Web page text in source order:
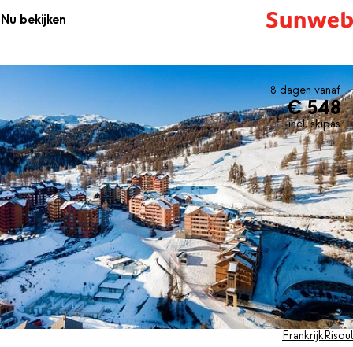
ochtends dus zo op de ski's en 's avonds ook zo tussen de après-
appartement of de gezelligheid van het centrum opzoeken. En
dat is in Risoul zeker een aanrader; hier vind je vele leuke
Nu bekijken
8 dagen vanaf
€ 548
incl. skipas
FrankrijkRisoul